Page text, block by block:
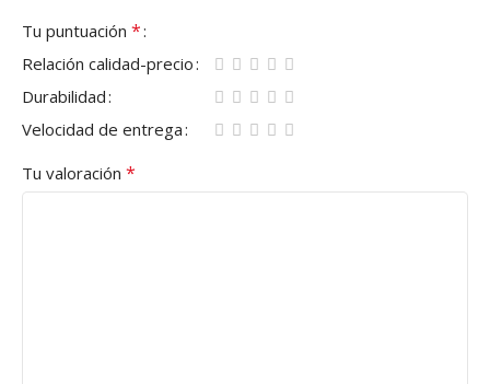
Tu puntuación *
Relación calidad-precio
Durabilidad
Velocidad de entrega
Tu valoración *